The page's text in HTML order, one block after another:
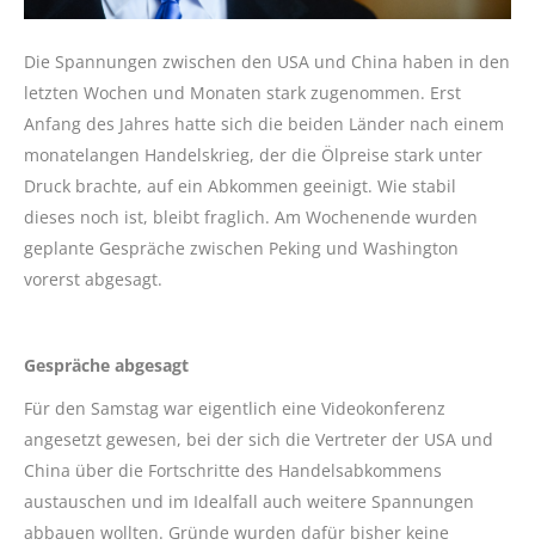
Die Spannungen zwischen den USA und China haben in den
letzten Wochen und Monaten stark zugenommen. Erst
Anfang des Jahres hatte sich die beiden Länder nach einem
monatelangen Handelskrieg, der die Ölpreise stark unter
Druck brachte, auf ein Abkommen geeinigt. Wie stabil
dieses noch ist, bleibt fraglich. Am Wochenende wurden
geplante Gespräche zwischen Peking und Washington
vorerst abgesagt.
Gespräche abgesagt
Für den Samstag war eigentlich eine Videokonferenz
angesetzt gewesen, bei der sich die Vertreter der USA und
China über die Fortschritte des Handelsabkommens
austauschen und im Idealfall auch weitere Spannungen
abbauen wollten. Gründe wurden dafür bisher keine